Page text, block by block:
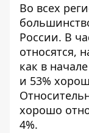
Во всех
России. В
относятся,
как в
и 53%
хорошо
4%.